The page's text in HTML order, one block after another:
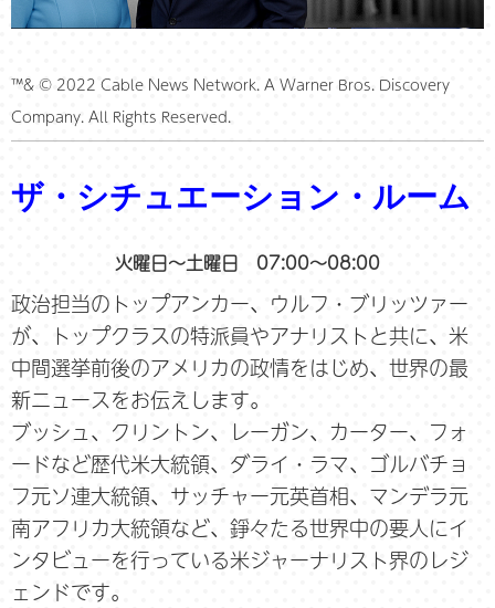
™& © 2022 Cable News Network. A Warner Bros. Discovery
Company. All Rights Reserved.
ザ・シチュエーション・ルーム
火曜日～土曜日 07:00～08:00
政治担当のトップアンカー、ウルフ・ブリッツァー
が、トップクラスの特派員やアナリストと共に、米
中間選挙前後のアメリカの政情をはじめ、世界の最
新ニュースをお伝えします。
ブッシュ、クリントン、レーガン、カーター、フォ
ードなど歴代米大統領、ダライ・ラマ、ゴルバチョ
フ元ソ連大統領、サッチャー元英首相、マンデラ元
南アフリカ大統領など、錚々たる世界中の要人にイ
ンタビューを行っている米ジャーナリスト界のレジ
ェンドです。